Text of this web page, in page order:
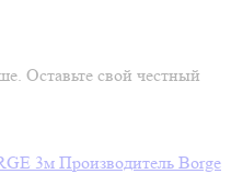
Оставьте свой честный
3м Производитель Borge